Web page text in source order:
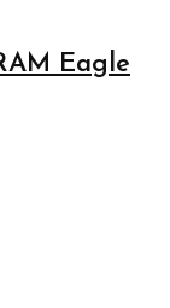
Eagle